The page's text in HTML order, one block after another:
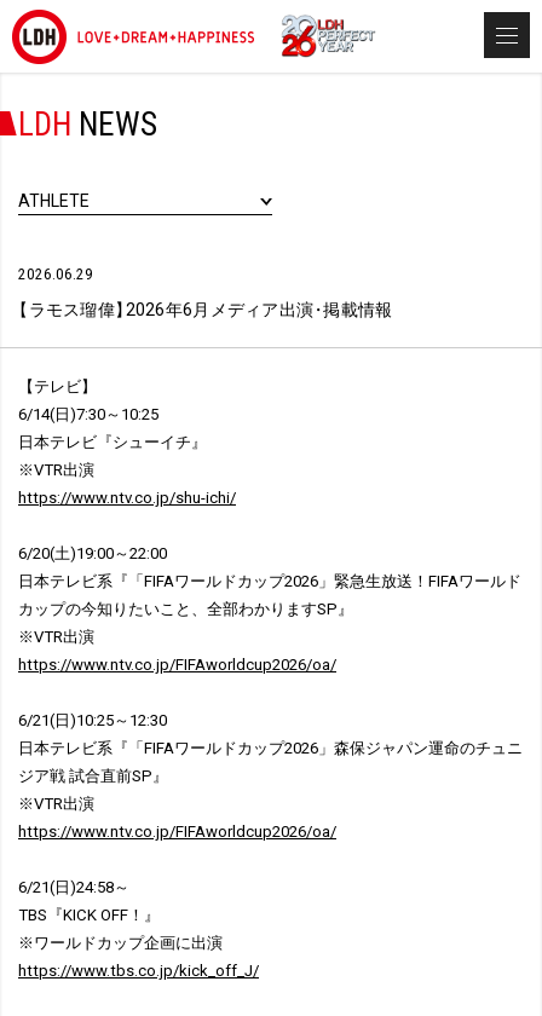
LDH NEWS
ATHLETE
2026.06.29
【 ラモス瑠偉】2026年6月メディア出演・掲載情報
【テレビ】
6/14(日)7:30～10:25
日本テレビ『シューイチ』
※VTR出演
https://www.ntv.co.jp/shu-ichi/
6/20(土)19:00～22:00
日本テレビ系『「FIFAワールドカップ2026」緊急生放送！FIFAワールド
カップの今知りたいこと、全部わかりますSP』
※VTR出演
https://www.ntv.co.jp/FIFAworldcup2026/oa/
6/21(日)10:25～12:30
日本テレビ系『「FIFAワールドカップ2026」森保ジャパン運命のチュニ
ジア戦 試合直前SP』
※VTR出演
https://www.ntv.co.jp/FIFAworldcup2026/oa/
6/21(日)24:58～
TBS『KICK OFF！』
※ワールドカップ企画に出演
https://www.tbs.co.jp/kick_off_J/